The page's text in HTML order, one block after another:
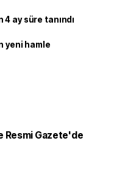
ay süre tanındı
yeni hamle
Resmi Gazete'de